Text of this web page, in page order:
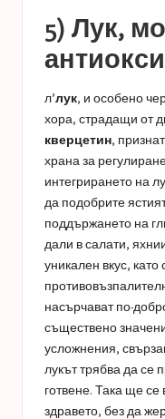
5) Лук,
л’лук, и особено
хора, страдащи от
кверцетин,
храна за
интегрирането на
да подобрите
поддържането на
дали в салати,
уникален вкус,
насърчават по-
съществено
усложнения,
лукът трябва да се
готвене. Така ще се
здравето, без да